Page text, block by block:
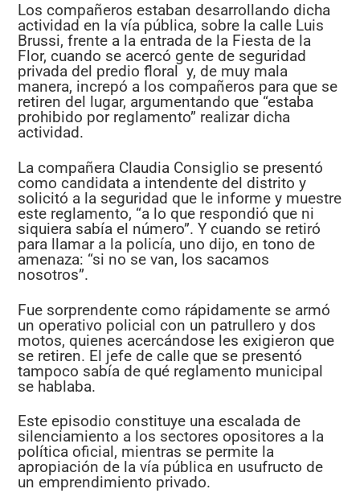
Los compañeros estaban desarrollando dicha
actividad en la vía pública, sobre la calle Luis
Brussi, frente a la entrada de la Fiesta de la
Flor, cuando se acercó gente de seguridad
privada del predio floral y, de muy mala
manera, increpó a los compañeros para que se
retiren del lugar, argumentando que “estaba
prohibido por reglamento” realizar dicha
actividad.
La compañera Claudia Consiglio se presentó
como candidata a intendente del distrito y
solicitó a la seguridad que le informe y muestre
este reglamento, “a lo que respondió que ni
siquiera sabía el número”. Y cuando se retiró
para llamar a la policía, uno dijo, en tono de
amenaza: “si no se van, los sacamos
nosotros”.
Fue sorprendente como rápidamente se armó
un operativo policial con un patrullero y dos
motos, quienes acercándose les exigieron que
se retiren. El jefe de calle que se presentó
tampoco sabía de qué reglamento municipal
se hablaba.
Este episodio constituye una escalada de
silenciamiento a los sectores opositores a la
política oficial, mientras se permite la
apropiación de la vía pública en usufructo de
un emprendimiento privado.